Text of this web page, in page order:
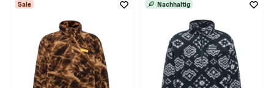
Sale Nachhaltig